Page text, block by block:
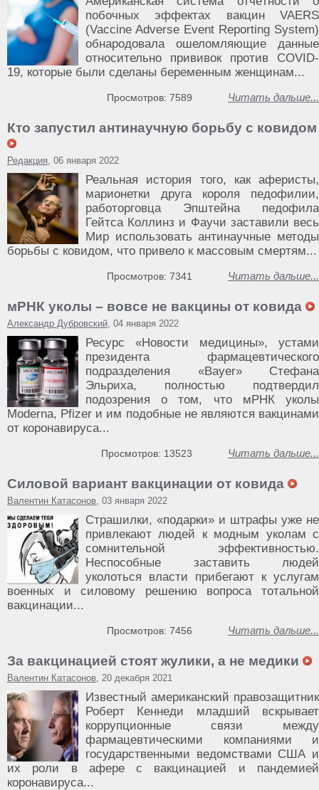
побочных эффектах вакцин VAERS
(Vaccine Adverse Event Reporting System)
обнародовала ошеломляющие данные
относительно прививок против COVID-
19, которые были сделаны беременным женщинам...
Читать дальше...
Просмотров: 7589
Кто запустил антинаучную борьбу с ковидом
Редакция, 06 января 2022
Реальная история того, как аферисты,
марионетки друга короля педофилии,
работорговца Эпштейна педофила
Гейтса Коллинз и Фаучи заставили весь
Мир использовать антинаучные методы
борьбы с ковидом, что привело к массовым смертям...
Читать дальше...
Просмотров: 7341
мРНК уколы – вовсе не вакцины от ковида
Александр Дубровский, 04 января 2022
Ресурс «Новости медицины», устами
президента фармацевтического
подразделения «Bayer» Стефана
Эльриха, полностью подтвердил
подозрения о том, что мРНК уколы
Moderna, Pfizer и им подобные не являются вакцинами
от коронавируса...
Читать дальше...
Просмотров: 13523
Силовой вариант вакцинации от ковида
Валентин Катасонов, 03 января 2022
Страшилки, «подарки» и штрафы уже не
привлекают людей к модным уколам с
сомнительной эффективностью.
Неспособные заставить людей
уколоться власти прибегают к услугам
военных и силовому решению вопроса тотальной
вакцинации...
Читать дальше...
Просмотров: 7456
За вакцинацией стоят жулики, а не медики
Валентин Катасонов, 20 декабря 2021
Известный американский правозащитник
Роберт Кеннеди младший вскрывает
коррупционные связи между
фармацевтическими компаниями и
государственными ведомствами США и
их роли в афере с вакцинацией и пандемией
коронавируса...